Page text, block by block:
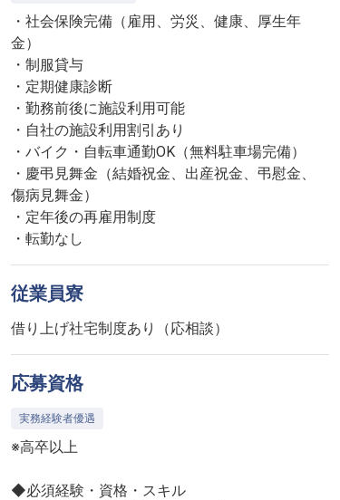
・社会保険完備（雇用、労災、健康、厚生年
金）
・制服貸与
・定期健康診断
・勤務前後に施設利用可能
・自社の施設利用割引あり
・バイク・自転車通勤OK（無料駐車場完備）
・慶弔見舞金（結婚祝金、出産祝金、弔慰金、
傷病見舞金）
・定年後の再雇用制度
・転勤なし
従業員寮
借り上げ社宅制度あり（応相談）
応募資格
実務経験者優遇
※高卒以上
◆必須経験・資格・スキル